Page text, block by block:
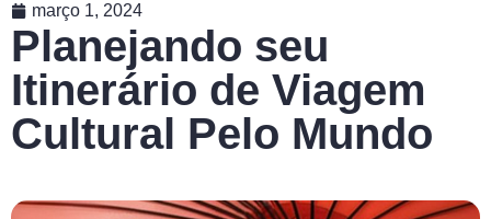
março 1, 2024
Planejando seu
Itinerário de Viagem
Cultural Pelo Mundo